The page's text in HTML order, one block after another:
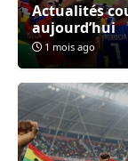
Actualités
aujourd’hui
1 mois ago